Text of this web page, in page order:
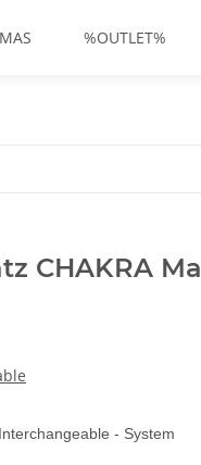
%OUTLET%
CHAKRA
- System